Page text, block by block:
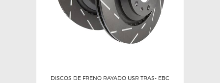
DISCOS DE FRENO RAYADO USR TRAS- EBC